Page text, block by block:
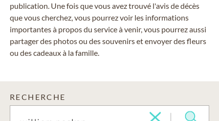
publication. Une fois que vous avez trouvé l'avis de décès
que vous cherchez, vous pourrez voir les informations
importantes à propos du service à venir, vous pourrez aussi
partager des photos ou des souvenirs et envoyer des fleurs
ou des cadeaux à la famille.
RECHERCHE